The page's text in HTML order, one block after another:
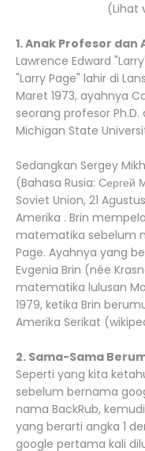
(Lihat
1. Anak Profesor
Lawrence Edward
"Larry Page" lahir di
Maret 1973, ayahnya
seorang profesor
Michigan State
Sedangkan Sergey
(Bahasa Rusia: Сергей
Soviet Union, 21
Amerika . Brin
matematika sebelum
Page. Ayahnya yang
Evgenia Brin (née
matematika lulusan
1979, ketika Brin
Amerika Serikat
2. Sama-Sama
Seperti yang kita
sebelum bernama
nama BackRub,
yang berarti angka 1
google pertama kali